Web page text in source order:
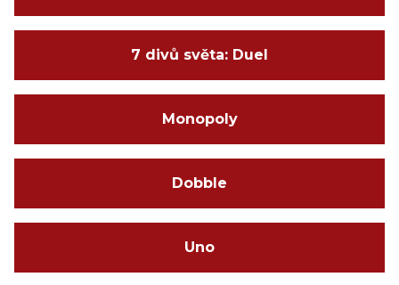
7 divů světa: Duel
Monopoly
Dobble
Uno